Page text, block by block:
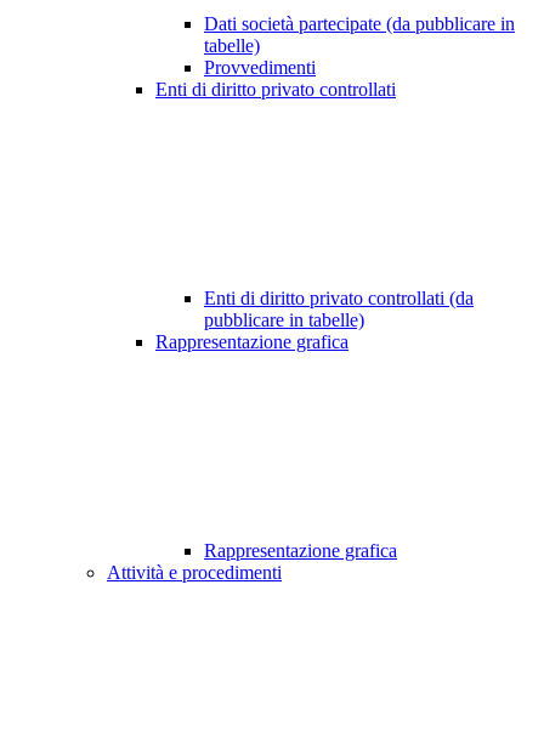
Dati società partecipate (da pubblicare in
tabelle)
Provvedimenti
Enti di diritto privato controllati
Enti di diritto privato controllati (da
pubblicare in tabelle)
Rappresentazione grafica
Rappresentazione grafica
Attività e procedimenti